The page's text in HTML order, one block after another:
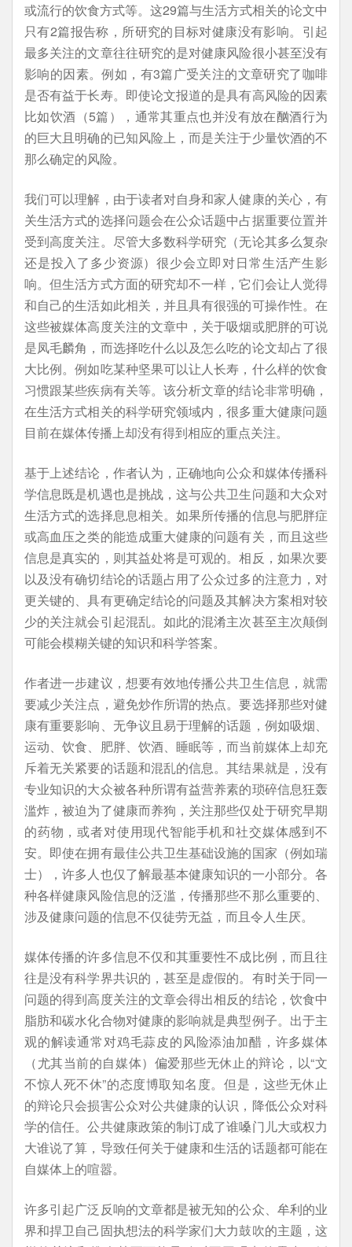
或流行的饮食方式等。这29篇与生活方式相关的论文中
只有2篇报告称，所研究的目标对健康没有影响。引起
最多关注的文章往往研究的是对健康风险很小甚至没有
影响的因素。例如，有3篇广受关注的文章研究了咖啡
是否有益于长寿。即使论文报道的是具有高风险的因素
比如饮酒（5篇），通常其重点也并没有放在酗酒行为
的巨大且明确的已知风险上，而是关注于少量饮酒的不
那么确定的风险。
我们可以理解，由于读者对自身和家人健康的关心，有
关生活方式的选择问题会在公众话题中占据重要位置并
受到高度关注。尽管大多数科学研究（无论其多么复杂
还是投入了多少资源）很少会立即对日常生活产生影
响。但生活方式方面的研究却不一样，它们会让人觉得
和自己的生活如此相关，并且具有很强的可操作性。在
这些被媒体高度关注的文章中，关于吸烟或肥胖的可说
是凤毛麟角，而选择吃什么以及怎么吃的论文却占了很
大比例。例如吃某种坚果可以让人长寿，什么样的饮食
习惯跟某些疾病有关等。该分析文章的结论非常明确，
在生活方式相关的科学研究领域内，很多重大健康问题
目前在媒体传播上却没有得到相应的重点关注。
基于上述结论，作者认为，正确地向公众和媒体传播科
学信息既是机遇也是挑战，这与公共卫生问题和大众对
生活方式的选择息息相关。如果所传播的信息与肥胖症
或高血压之类的能造成重大健康的问题有关，而且这些
信息是真实的，则其益处将是可观的。相反，如果次要
以及没有确切结论的话题占用了公众过多的注意力，对
更关键的、具有更确定结论的问题及其解决方案相对较
少的关注就会引起混乱。如此的混淆主次甚至主次颠倒
可能会模糊关键的知识和科学答案。
作者进一步建议，想要有效地传播公共卫生信息，就需
要减少关注点，避免炒作所谓的热点。要选择那些对健
康有重要影响、无争议且易于理解的话题，例如吸烟、
运动、饮食、肥胖、饮酒、睡眠等，而当前媒体上却充
斥着无关紧要的话题和混乱的信息。其结果就是，没有
专业知识的大众被各种所谓有益营养素的琐碎信息狂轰
滥炸，被迫为了健康而养狗，关注那些仅处于研究早期
的药物，或者对使用现代智能手机和社交媒体感到不
安。即使在拥有最佳公共卫生基础设施的国家（例如瑞
士），许多人也仅了解最基本健康知识的一小部分。各
种各样健康风险信息的泛滥，传播那些不那么重要的、
涉及健康问题的信息不仅徒劳无益，而且令人生厌。
媒体传播的许多信息不仅和其重要性不成比例，而且往
往是没有科学界共识的，甚至是虚假的。有时关于同一
问题的得到高度关注的文章会得出相反的结论，饮食中
脂肪和碳水化合物对健康的影响就是典型例子。出于主
观的解读通常对鸡毛蒜皮的风险添油加醋，许多媒体
（尤其当前的自媒体）偏爱那些无休止的辩论，以“文
不惊人死不休”的态度博取知名度。但是，这些无休止
的辩论只会损害公众对公共健康的认识，降低公众对科
学的信任。公共健康政策的制订成了谁嗓门儿大或权力
大谁说了算，导致任何关于健康和生活的话题都可能在
自媒体上的喧嚣。
许多引起广泛反响的文章都是被无知的公众、牟利的业
界和捍卫自己固执想法的科学家们大力鼓吹的主题，这